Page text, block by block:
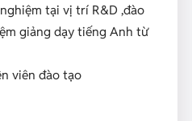
tại vị trí R&D ,đào
giảng dạy tiếng Anh từ
viên đào tạo